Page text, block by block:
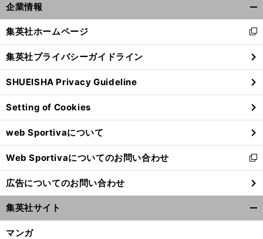
前
企業情報
閉
る
集英社ホームページ
新
し
い
ウ
ィ
ン
ド
ウ
で
開
く
集英社プライバシーガイドライン
SHUEISHA Privacy Guideline
Setting of Cookies
web Sportivaについて
Web Sportivaについてのお問い合わせ
新
し
い
ウ
ィ
ン
広告についてのお問い合わせ
集英社サイト
マンガ